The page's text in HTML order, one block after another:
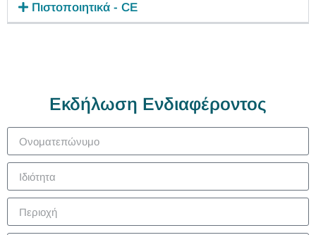
Πιστοποιητικά - CE
Εκδήλωση Ενδιαφέροντος